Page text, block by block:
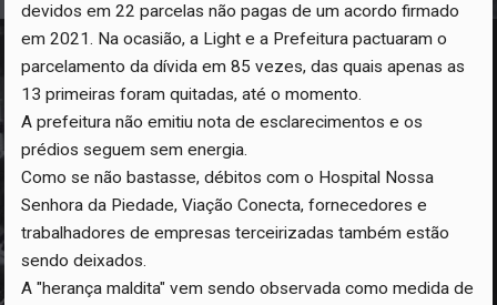
devidos em 22 parcelas não pagas de um acordo firmado
em 2021. Na ocasião, a Light e a Prefeitura pactuaram o
parcelamento da dívida em 85 vezes, das quais apenas as
13 primeiras foram quitadas, até o momento.
A prefeitura não emitiu nota de esclarecimentos e os
prédios seguem sem energia.
Como se não bastasse, débitos com o Hospital Nossa
Senhora da Piedade, Viação Conecta, fornecedores e
trabalhadores de empresas terceirizadas também estão
sendo deixados.
A "herança maldita" vem sendo observada como medida de